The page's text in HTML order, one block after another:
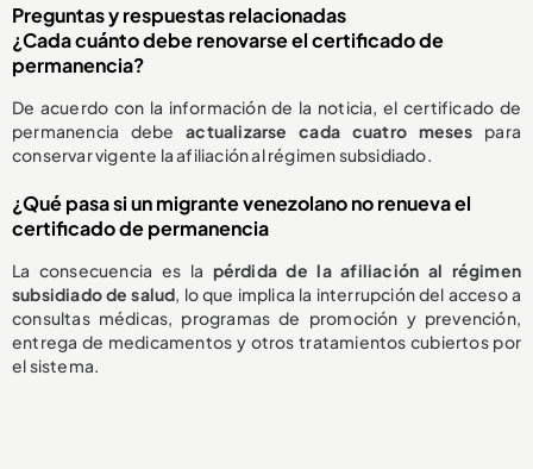
Preguntas y respuestas relacionadas
¿Cada cuánto debe renovarse el certificado de
permanencia?
De acuerdo con la información de la noticia, el certificado de
permanencia debeactualizarse cada cuatro meses para
conservar vigente la afiliación al régimen subsidiado.
¿Qué pasa si un migrante venezolano no renueva el
certificado de permanencia
La consecuencia es la pérdida de la afiliación al régimen
subsidiado de salud , lo que implica la interrupción del acceso a
consultas médicas, programas de promoción y prevención,
entrega de medicamentos y otros tratamientos cubiertos por
el sistema.